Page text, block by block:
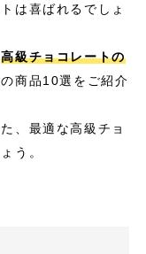
は喜ばれるでしょ
高級チョコレートの
商品10選をご紹介
、最適な高級チョ
う。